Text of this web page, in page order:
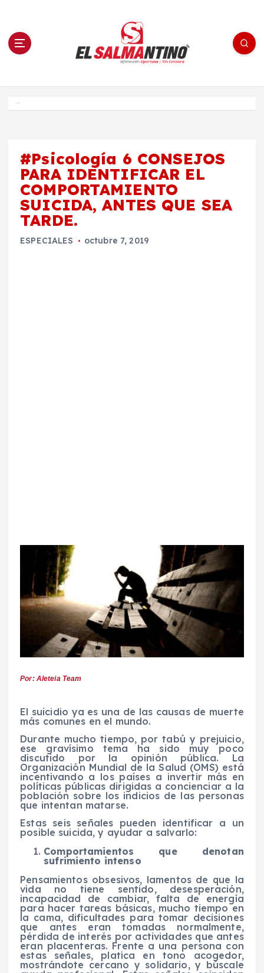
n El Salmantino - medios/noticias/editorial
#Psicología 6 CONSEJOS
PARA IDENTIFICAR EL
COMPORTAMIENTO
SUICIDA, ANTES QUE SEA
TARDE.
ESPECIALES octubre 7, 2019
Por: Aleteia Team
El suicidio ya es una de las causas de muerte
más comunes en el mundo.
Durante mucho tiempo, por tabú y prejuicio,
ese gravísimo tema ha sido muy poco
discutido por la opinión pública. La
Organización Mundial de la Salud (OMS) está
incentivando a los países a invertir más en
políticas públicas dirigidas a concienciar a la
población sobre los indicios de las personas
que intentan matarse.
Estas seis señales pueden identificar a un
posible suicida, y ayudar a salvarlo:
Comportamientos que denotan
sufrimiento intenso
Pensamientos obsesivos, lamentos de que la
vida no tiene sentido, desesperación,
incapacidad de cambiar, falta de energía
para hacer tareas básicas, mucho tiempo en
la cama, dificultades para tomar decisiones
que antes eran tomadas normalmente,
pérdida de interés por actividades que antes
eran placenteras. Frente a una persona con
estas señales, platica en tono acogedor,
mostrándote cercano y solidario, y búscale